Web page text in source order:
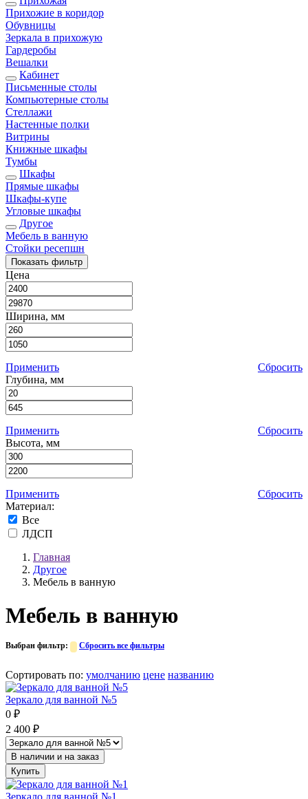
Прихожие в коридор
Обувницы
Зеркала в прихожую
Гардеробы
Вешалки
Кабинет
Письменные столы
Компьютерные столы
Стеллажи
Настенные полки
Витрины
Книжные шкафы
Тумбы
Шкафы
Прямые шкафы
Шкафы-купе
Угловые шкафы
Другое
Мебель в ванную
Стойки ресепшн
Показать фильтр
Цена
Ширина, мм
Применить
Сбросить
Глубина, мм
Применить
Сбросить
Высота, мм
Применить
Сбросить
Материал:
Все
ЛДСП
Главная
Другое
Мебель в ванную
Мебель в ванную
Выбран фильтр: Сбросить все фильтры
Сортировать по: умолчанию цене названию
Зеркало для ванной №5
0 ₽
2 400 ₽
В наличии и на заказ
Купить
Зеркало для ванной №1